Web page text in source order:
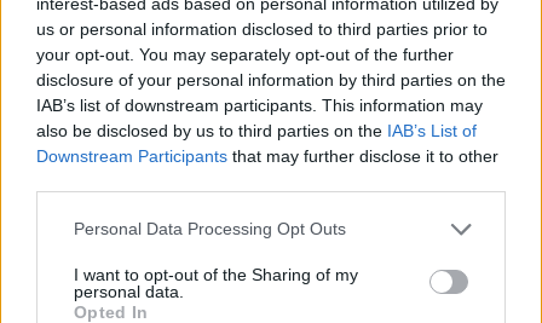
us or personal information disclosed to third parties prior to
your opt-out. You may separately opt-out of the further
disclosure of your personal information by third parties on the
IAB’s list of downstream participants. This information may
also be disclosed by us to third parties on the IAB’s List of
Downstream Participants that may further disclose it to other
Personal Data Processing Opt Outs
I want to opt-out of the Sharing of my
personal data.
Opted In
ÚLTIMES NOTÍCIES
Blaumut lidera el cartell musical de les
Festes
31 de juliol de 2026
30 de juliol de 2026